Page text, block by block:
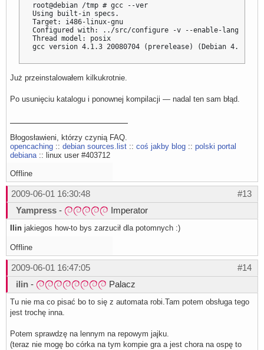
root@debian /tmp # gcc --ver
Using built-in specs.
Target: i486-linux-gnu
Configured with: ../src/configure -v --enable-
Thread model: posix
gcc version 4.1.3 20080704 (prerelease) (Debian 4.1.2-
Już przeinstalowałem kilkukrotnie.
Po usunięciu katalogu i ponownej kompilacji — nadal ten sam błąd.
Błogosławieni, którzy czynią FAQ.
opencaching :: debian sources.list :: coś jakby blog :: polski portal
debiana :: linux user #403712
Offline
#13
2009-06-01 16:30:48
Yampress - Imperator
Ilin jakiegos how-to bys zarzucił dla potomnych :)
Offline
#14
2009-06-01 16:47:05
ilin - Palacz
Tu nie ma co pisać bo to się z automata robi.Tam potem obsługa tego
jest trochę inna.
Potem sprawdzę na lennym na repowym jajku.
(teraz nie mogę bo córka na tym kompie gra a jest chora na ospę to